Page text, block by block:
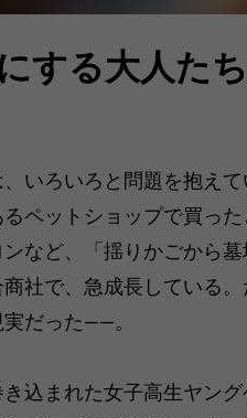
する大人た
いろいろと問題を抱えて
ペットショップで買っ
など、「揺りかごから
社で、急成長している
だった――。
込まれた女子高生ヤン